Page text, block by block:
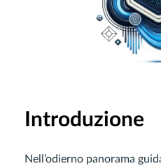
Introduzione
Nell’odierno panorama